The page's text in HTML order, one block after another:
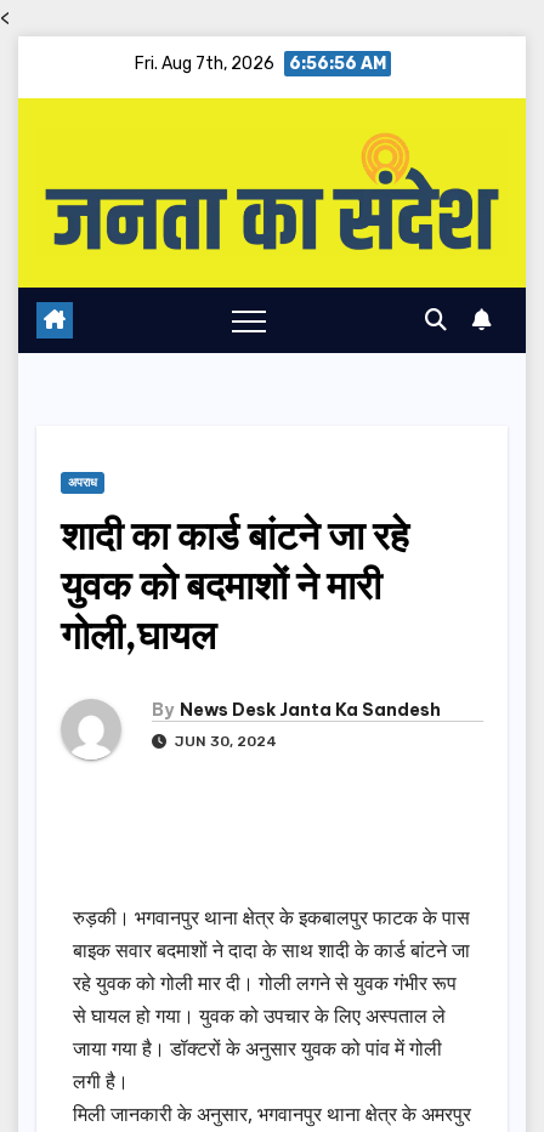
<
Fri. Aug 7th, 2026 6:56:57 AM
अपराध
शादी का कार्ड बांटने जा रहे
युवक को बदमाशों ने मारी
गोली,घायल
By News Desk Janta Ka Sandesh
JUN 30, 2024
रुड़की। भगवानपुर थाना क्षेत्र के इकबालपुर फाटक के पास
बाइक सवार बदमाशों ने दादा के साथ शादी के कार्ड बांटने जा
रहे युवक को गोली मार दी। गोली लगने से युवक गंभीर रूप
से घायल हो गया। युवक को उपचार के लिए अस्पताल ले
जाया गया है। डॉक्टरों के अनुसार युवक को पांव में गोली
लगी है।
मिली जानकारी के अनुसार, भगवानपुर थाना क्षेत्र के अमरपुर